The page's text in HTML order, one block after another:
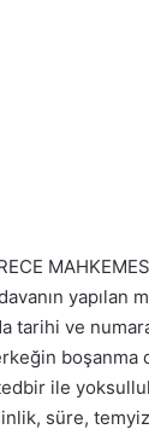
yapılan
ve
boşanma
ile
süre,